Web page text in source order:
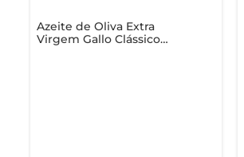
Azeite de Oliva Extra
Virgem Gallo Clássico